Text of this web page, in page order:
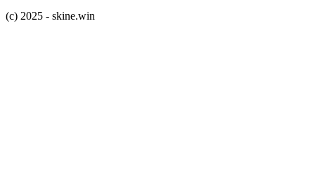
(c) 2025 - skine.win